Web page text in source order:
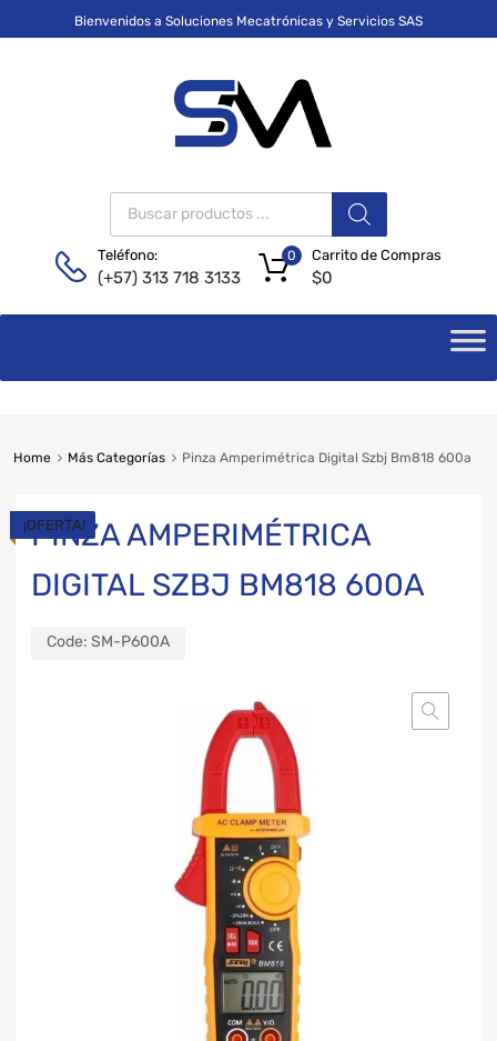
Bienvenidos a Soluciones Mecatrónicas y Servicios SAS
Teléfono:
(+57) 313 718 3133
Carrito de Compras
$0
0
Home Más Categorías Pinza Amperimétrica Digital Szbj Bm818 600a
PINZA AMPERIMÉTRICA
DIGITAL SZBJ BM818 600A
Code: SM-P600A
¡OFERTA!